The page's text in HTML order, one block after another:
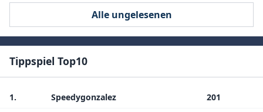
Alle ungelesenen
Tippspiel Top10
1. Speedygonzalez
201